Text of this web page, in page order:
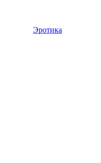
Эротика